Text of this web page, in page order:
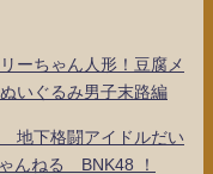
ーちゃん人形！豆腐メ
いぐるみ男子末路編
地下格闘アイドルだい
んねる BNK48 ！